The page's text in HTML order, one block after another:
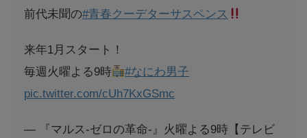
前代未聞の#青春クーデターサスペンス
来年1月スタート！
毎週火曜よる9時
#なにわ男子
pic.twitter.com/cUh7KxGSmc
— 『マルス-ゼロの革命-』火曜よる9時【テレビ